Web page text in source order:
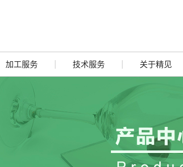
加工服务 技术服务 关于精见